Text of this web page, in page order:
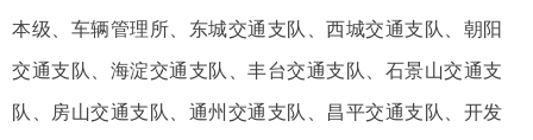
本级、车辆管理所、东城交通支队、西城交通支队、朝阳
交通支队、海淀交通支队、丰台交通支队、石景山交通支
队、房山交通支队、通州交通支队、昌平交通支队、开发